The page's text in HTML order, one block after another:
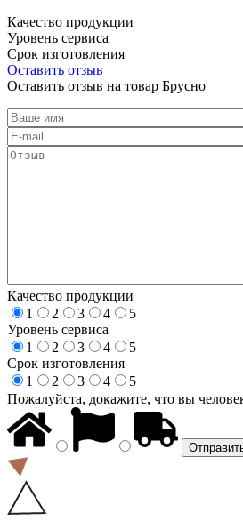
Качество продукции
Уровень сервиса
Срок изготовления
Оставить отзыв
Оставить отзыв на товар Брусно
Качество продукции
1
2 3 4
5
Уровень сервиса
1
2 3 4
5
Срок изготовления
1
2 3 4
5
Пожалуйста, докажите, что вы